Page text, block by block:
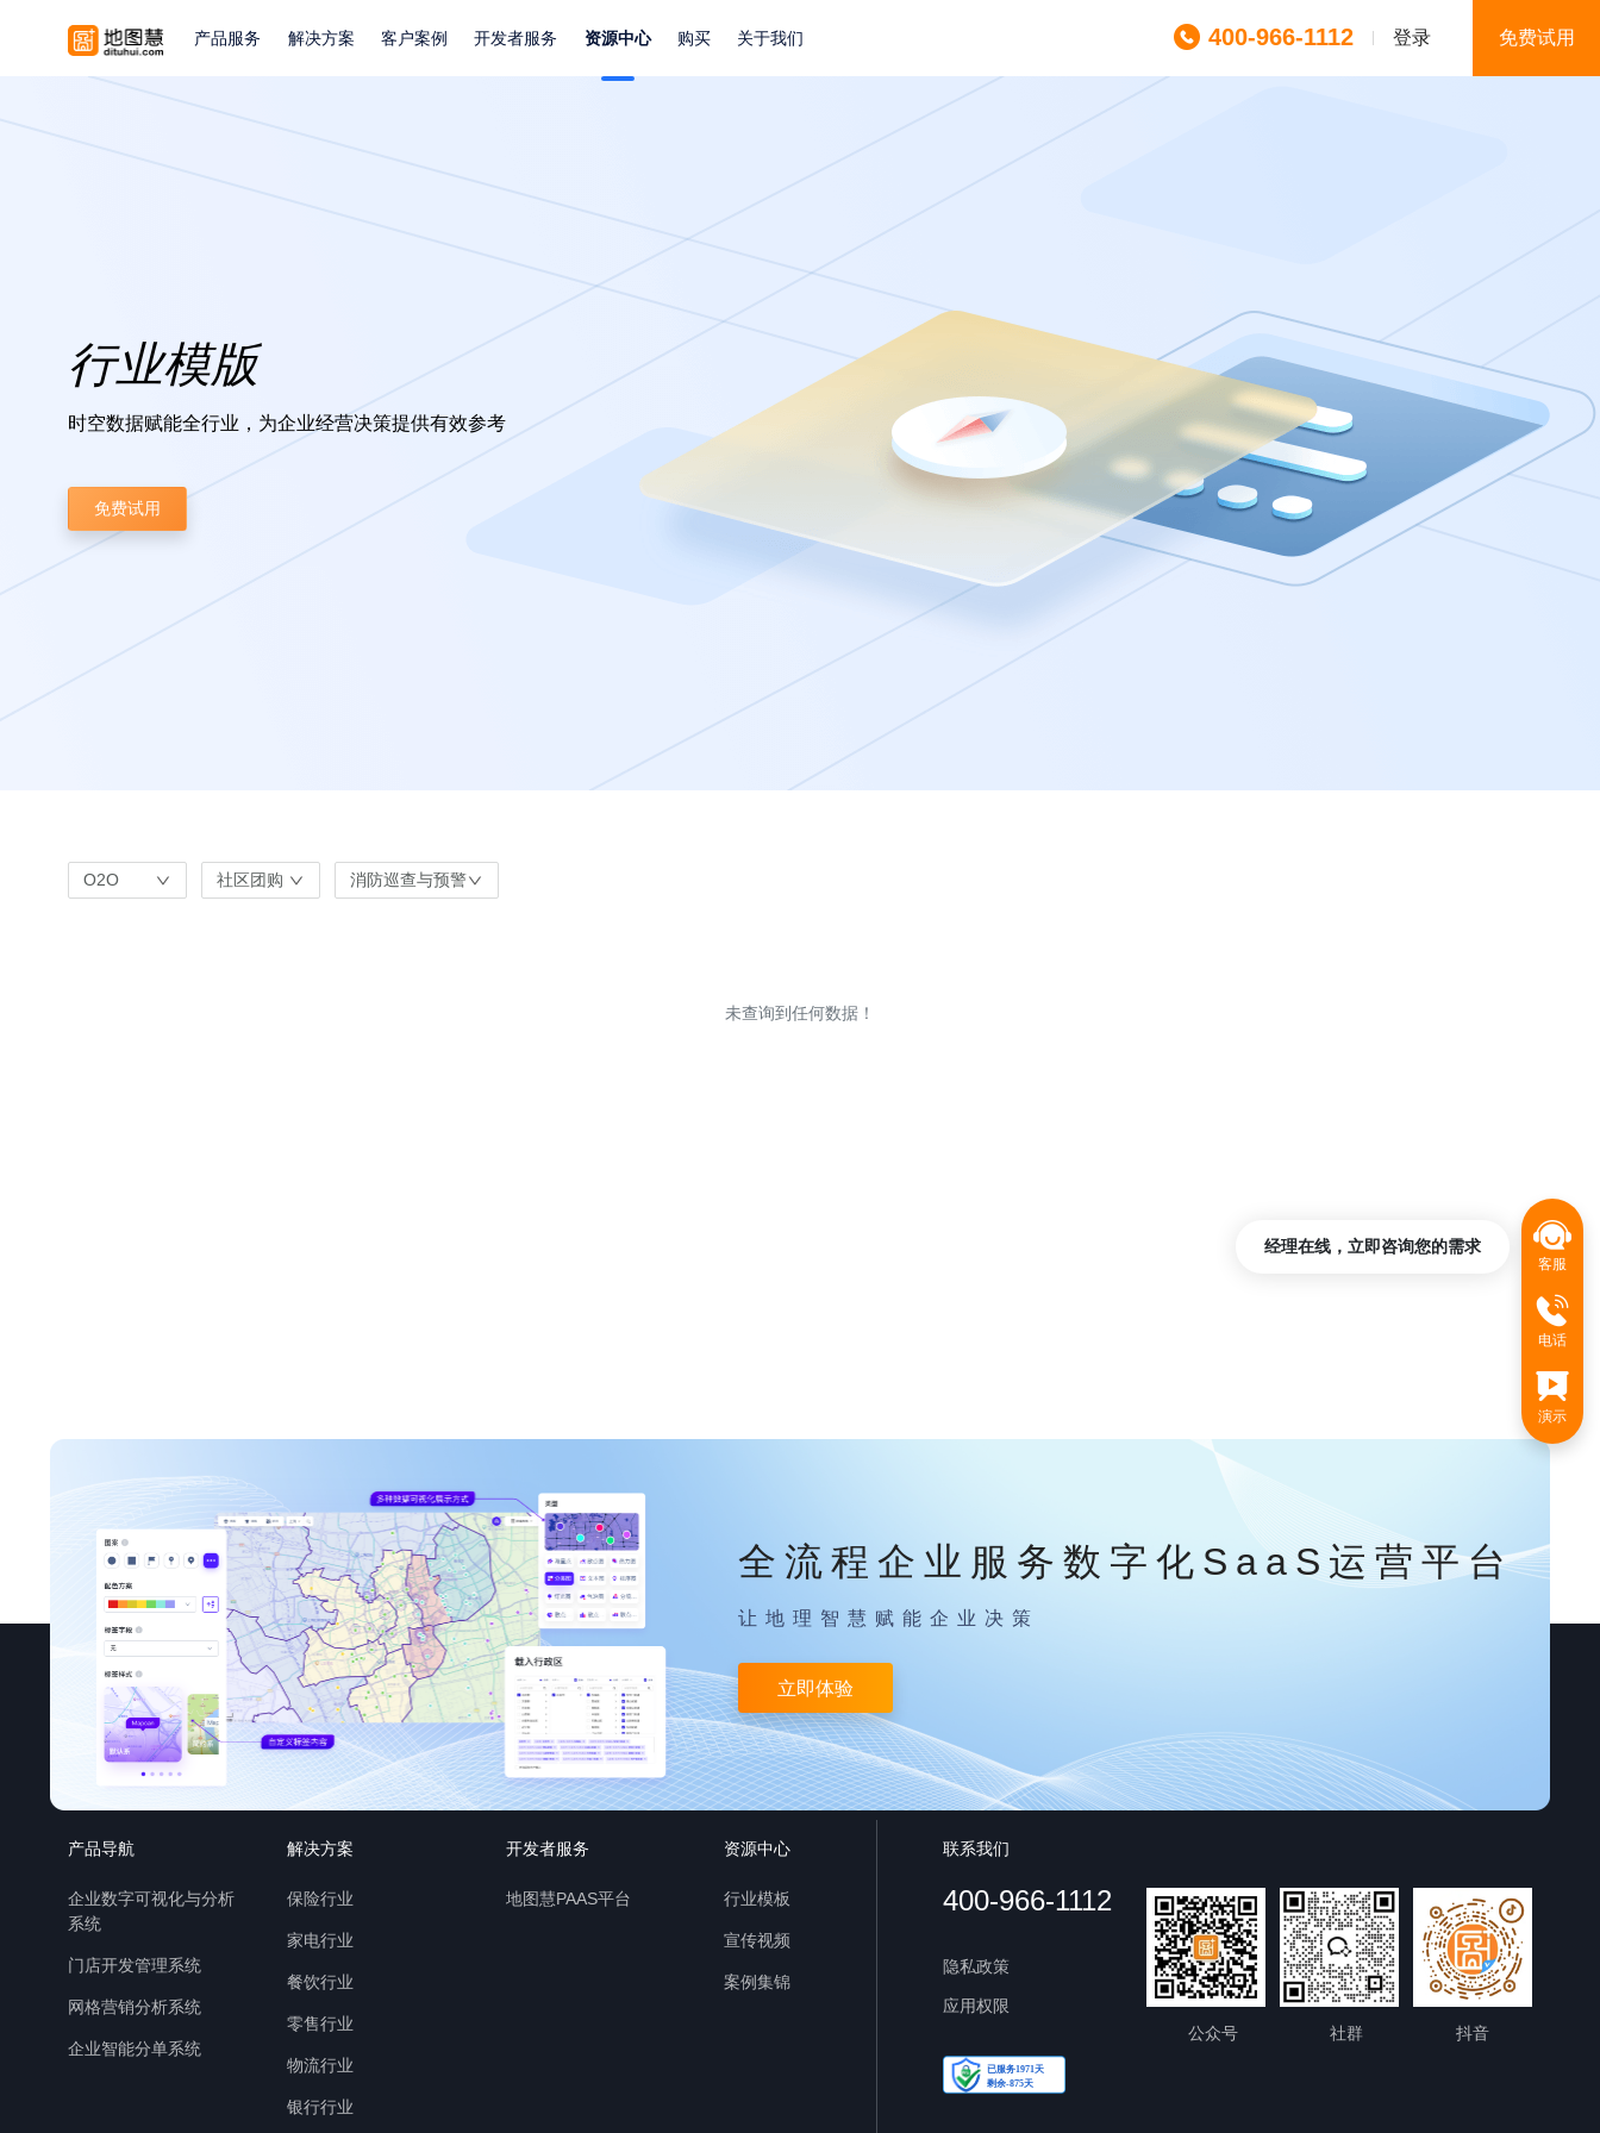
产品服务 解决方案 客户案例 开发者服务 资源中心 购买 关于我们 400-966-1112 登录 免费试用
行业模版
时空数据赋能全行业，为企业经营决策提供有效参考
免费试用
O2O 社区团购 消防巡查与预警
未查询到任何数据！
全流程企业服务数字化SaaS运营平台
让地理智慧赋能企业决策
立即体验
产品导航
企业数字可视化与分析
系统
门店开发管理系统
网格营销分析系统
企业智能分单系统
解决方案
保险行业
家电行业
餐饮行业
零售行业
物流行业
银行行业
开发者服务
地图慧PAAS平台
资源中心
行业模板
宣传视频
案例集锦
联系我们
400-966-1112
隐私政策
应用权限
公众号
社群 抖音
客服
电话
演示
经理在线，立即咨询您的需求